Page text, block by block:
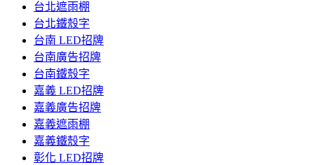
台北遮雨棚
台北鐵殼字
台南 LED招牌
台南廣告招牌
台南鐵殼字
嘉義 LED招牌
嘉義廣告招牌
嘉義遮雨棚
嘉義鐵殼字
彰化 LED招牌